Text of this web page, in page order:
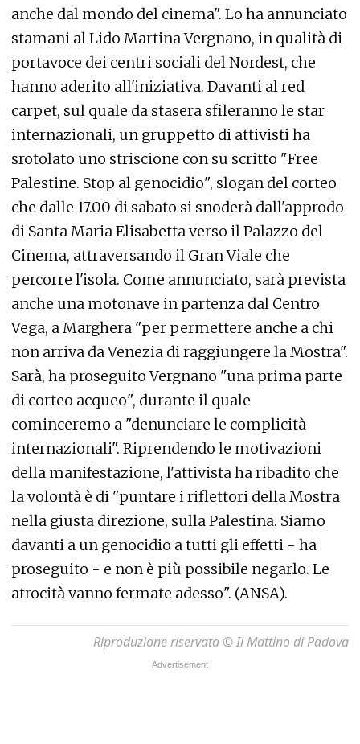
anche dal mondo del cinema". Lo ha annunciato
stamani al Lido Martina Vergnano, in qualità di
portavoce dei centri sociali del Nordest, che
hanno aderito all'iniziativa. Davanti al red
carpet, sul quale da stasera sfileranno le star
internazionali, un gruppetto di attivisti ha
srotolato uno striscione con su scritto "Free
Palestine. Stop al genocidio", slogan del corteo
che dalle 17.00 di sabato si snoderà dall'approdo
di Santa Maria Elisabetta verso il Palazzo del
Cinema, attraversando il Gran Viale che
percorre l'isola. Come annunciato, sarà prevista
anche una motonave in partenza dal Centro
Vega, a Marghera "per permettere anche a chi
non arriva da Venezia di raggiungere la Mostra".
Sarà, ha proseguito Vergnano "una prima parte
di corteo acqueo", durante il quale
cominceremo a "denunciare le complicità
internazionali". Riprendendo le motivazioni
della manifestazione, l'attivista ha ribadito che
la volontà è di "puntare i riflettori della Mostra
nella giusta direzione, sulla Palestina. Siamo
davanti a un genocidio a tutti gli effetti - ha
proseguito - e non è più possibile negarlo. Le
atrocità vanno fermate adesso". (ANSA).
Riproduzione riservata © Il Mattino di Padova